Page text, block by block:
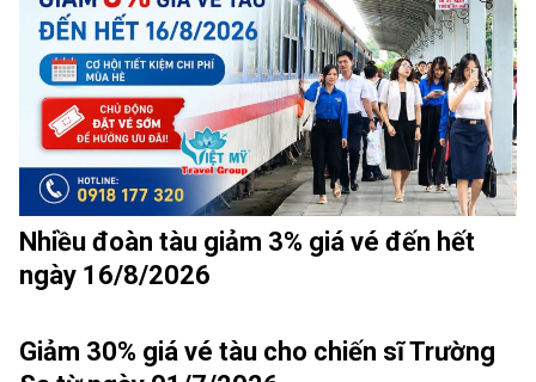
Nhiều đoàn tàu giảm 3% giá vé đến hết
ngày 16/8/2026
Giảm 30% giá vé tàu cho chiến sĩ Trường